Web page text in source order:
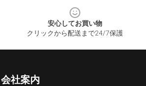
安心してお買い物
クリックから配送まで24/7保護
会社案内